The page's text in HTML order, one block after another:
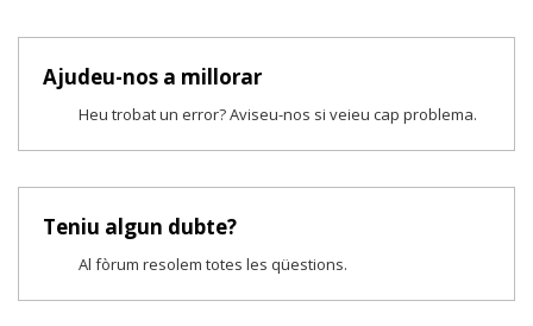
Ajudeu-nos a millorar
Heu trobat un error? Aviseu-nos si veieu cap problema.
Teniu algun dubte?
Al fòrum resolem totes les qüestions.